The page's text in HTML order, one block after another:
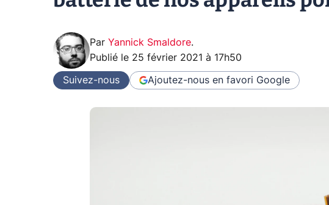
Par Yannick Smaldore.
Publié le 25 février 2021 à 17h50
Suivez-nous Ajoutez-nous en favori Google